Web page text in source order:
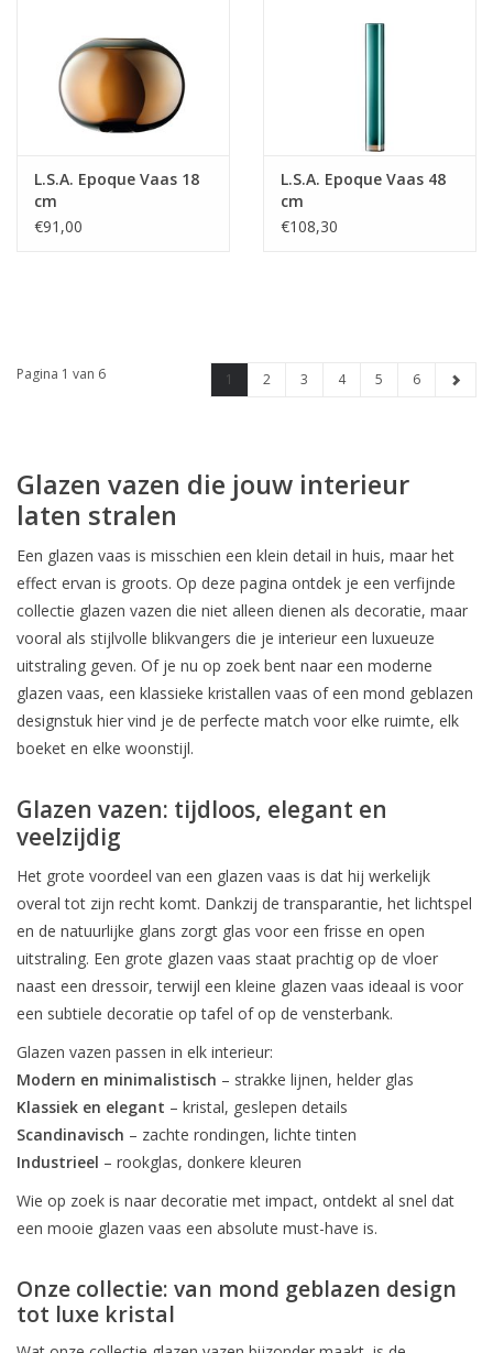
L.S.A. Epoque Vaas 18
cm
€91,00
L.S.A. Epoque Vaas 48
cm
€108,30
Pagina 1 van 6 1 2 3 4 5 6
Glazen vazen die jouw interieur
laten stralen
Een glazen vaas is misschien een klein detail in huis, maar het
effect ervan is groots. Op deze pagina ontdek je een verfijnde
collectie glazen vazen die niet alleen dienen als decoratie, maar
vooral als stijlvolle blikvangers die je interieur een luxueuze
uitstraling geven. Of je nu op zoek bent naar een moderne
glazen vaas, een klassieke kristallen vaas of een mond geblazen
designstuk hier vind je de perfecte match voor elke ruimte, elk
boeket en elke woonstijl.
Glazen vazen: tijdloos, elegant en
veelzijdig
Het grote voordeel van een glazen vaas is dat hij werkelijk
overal tot zijn recht komt. Dankzij de transparantie, het lichtspel
en de natuurlijke glans zorgt glas voor een frisse en open
uitstraling. Een grote glazen vaas staat prachtig op de vloer
naast een dressoir, terwijl een kleine glazen vaas ideaal is voor
een subtiele decoratie op tafel of op de vensterbank.
Glazen vazen passen in elk interieur:
Modern en minimalistisch – strakke lijnen, helder glas
Klassiek en elegant – kristal, geslepen details
Scandinavisch – zachte rondingen, lichte tinten
Industrieel – rookglas, donkere kleuren
Wie op zoek is naar decoratie met impact, ontdekt al snel dat
een mooie glazen vaas een absolute must-have is.
Onze collectie: van mond geblazen design
tot luxe kristal